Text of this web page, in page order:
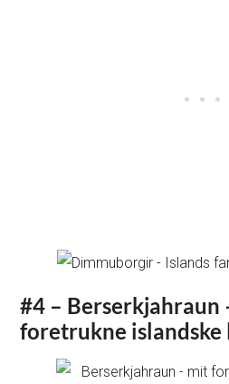
#4 – Berserkjahraun
foretrukne